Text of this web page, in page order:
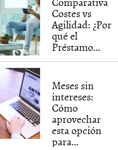
Costes vs
Agilidad: ¿Por
qué el
Préstamo...
Meses sin
intereses:
Cómo
aprovechar
esta opción
para...